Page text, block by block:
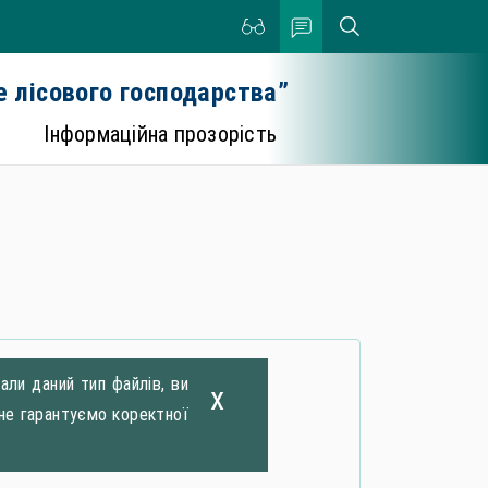
господарства”
Інформаційна прозорість
даний тип файлів, ви
гарантуємо коректної
x